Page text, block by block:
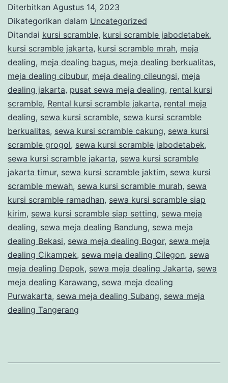
DAN
MEJA
DEALING
PENGGILINGAN
CAKUNG
Diterbitkan Agustus 14, 2023
Dikategorikan dalam Uncategorized
Ditandai kursi scramble, kursi scramble jabodetabek,
kursi scramble jakarta, kursi scramble mrah, meja
dealing, meja dealing bagus, meja dealing berkualitas,
meja dealing cibubur, meja dealing cileungsi, meja
dealing jakarta, pusat sewa meja dealing, rental kursi
scramble, Rental kursi scramble jakarta, rental meja
dealing, sewa kursi scramble, sewa kursi scramble
berkualitas, sewa kursi scramble cakung, sewa kursi
scramble grogol, sewa kursi scramble jabodetabek,
sewa kursi scramble jakarta, sewa kursi scramble
jakarta timur, sewa kursi scramble jaktim, sewa kursi
scramble mewah, sewa kursi scramble murah, sewa
kursi scramble ramadhan, sewa kursi scramble siap
kirim, sewa kursi scramble siap setting, sewa meja
dealing, sewa meja dealing Bandung, sewa meja
dealing Bekasi, sewa meja dealing Bogor, sewa meja
dealing Cikampek, sewa meja dealing Cilegon, sewa
meja dealing Depok, sewa meja dealing Jakarta, sewa
meja dealing Karawang, sewa meja dealing
Purwakarta, sewa meja dealing Subang, sewa meja
dealing Tangerang